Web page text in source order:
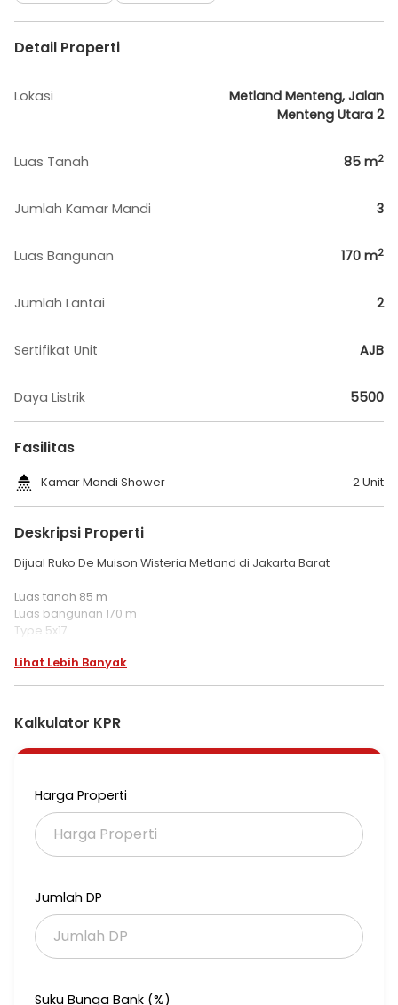
Detail Properti
Lokasi
Metland Menteng, Jalan
Menteng Utara 2
Luas Tanah 85 m2
Jumlah Kamar Mandi 3
Luas Bangunan 170 m2
Jumlah Lantai 2
Sertifikat Unit AJB
Daya Listrik 5500
Fasilitas
Kamar Mandi Shower 2 Unit
Deskripsi Properti
Dijual Ruko De Muison Wisteria Metland di Jakarta Barat
Luas tanah 85 m
Luas bangunan 170 m
Type 5x17
K mandi 3
Ppjb
List, SelvRo. M2jgc
Lihat Lebih Banyak
Kalkulator KPR
Harga Properti
Jumlah DP
Suku Bunga Bank (%)